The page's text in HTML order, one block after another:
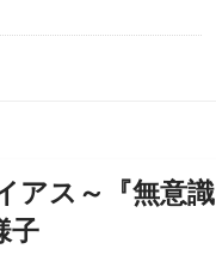
アス～『無意識
子